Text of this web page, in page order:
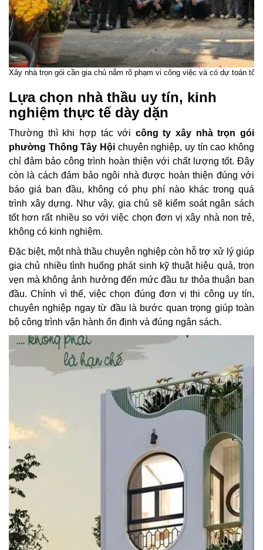
Xây nhà trọn gói cần gia chủ nắm rõ phạm vi công việc và có dự toán
Lựa chọn nhà thầu uy tín, kinh
nghiệm thực tế dày dặn
Thường thì khi hợp tác với công ty xây nhà trọn gói
phường Thông Tây Hội chuyên nghiệp, uy tín cao không
chỉ đảm bảo công trình hoàn thiện với chất lượng tốt. Đây
còn là cách đảm bảo ngôi nhà được hoàn thiện đúng với
báo giá ban đầu, không có phụ phí nào khác trong quá
trình xây dựng. Như vậy, gia chủ sẽ kiểm soát ngân sách
tốt hơn rất nhiều so với việc chọn đơn vị xây nhà non trẻ,
không có kinh nghiệm.
Đặc biệt, một nhà thầu chuyên nghiệp còn hỗ trợ xử lý giúp
gia chủ nhiều tình huống phát sinh kỹ thuật hiệu quả, trọn
vẹn mà không ảnh hưởng đến mức đầu tư thỏa thuận ban
đầu. Chính vì thế, việc chọn đúng đơn vị thi công uy tín,
chuyên nghiệp ngay từ đầu là bước quan trọng giúp toàn
bộ công trình vận hành ổn định và đúng ngân sách.